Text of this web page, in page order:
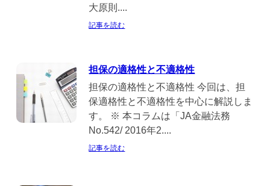
大原則....
記事を読む
担保の適格性と不適格性
担保の適格性と不適格性 今回は、担
保適格性と不適格性を中心に解説しま
す。 ※ 本コラムは「JA金融法務
No.542/ 2016年2....
記事を読む